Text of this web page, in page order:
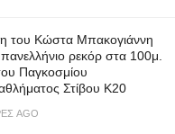
του Κώστα Μπακογιάννη
ρεκόρ στα 100μ.
Παγκοσμίου
Στίβου Κ20
AGO